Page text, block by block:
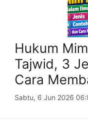
Hukum
Tajwid, 3
Cara
Sabtu, 6 Jun 2026